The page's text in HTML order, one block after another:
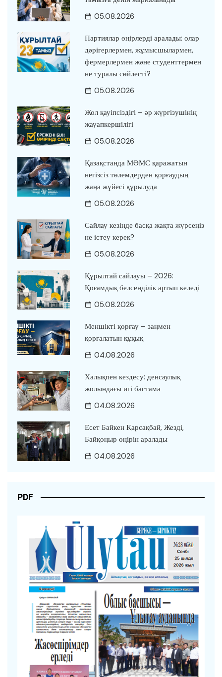
05.08.2026
Партиялар өңірлерді аралады: олар
дәрігерлермен, жұмысшылармен,
фермерлермен және студенттермен
не туралы сөйлесті?
05.08.2026
Жол қауіпсіздігі – әр жүргізушінің
жауапкершілігі
05.08.2026
Қазақстанда МӘМС қаражатын
негізсіз төлемдерден қорғаудың
жаңа жүйесі құрылуда
05.08.2026
Сайлау кезінде басқа жақта жүрсеңіз
не істеу керек?
05.08.2026
Құрылтай сайлауы – 2026:
Қоғамдық белсенділік артып келеді
05.08.2026
Меншікті қорғау – заңмен
қорғалатын құқық
04.08.2026
Халықпен кездесу: денсаулық
жолындағы игі бастама
04.08.2026
Есет Байкен Қарсақбай, Жезді,
Байқоңыр өңірін аралады
04.08.2026
PDF